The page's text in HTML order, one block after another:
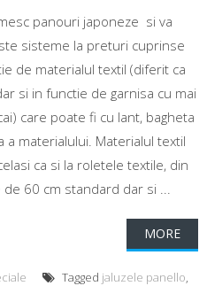
panouri japoneze si va
sisteme la preturi cuprinse
de materialul textil (diferit ca
si in functie de garnisa cu mai
care poate fi cu lant, bagheta
a materialului. Materialul textil
ca si la roletele textile, din
60 cm standard dar si ...
MORE
Tagged jaluzele panello,